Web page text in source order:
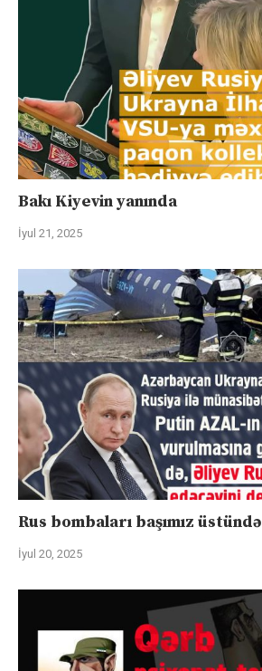
Bakı Kiyevin yanında
İyul 21, 2025
Rus bombaları başımız üstündə
İyul 20, 2025